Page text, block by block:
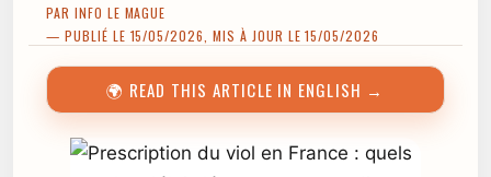
PAR INFO LE MAGUE
— PUBLIÉ LE 15/05/2026, MIS À JOUR LE 15/05/2026
🌍 READ THIS ARTICLE IN ENGLISH →